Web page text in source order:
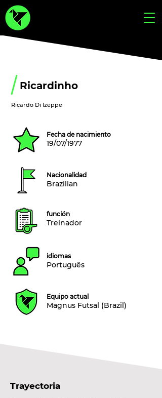
Ricardinho
Ricardo Di Izeppe
Fecha de nacimiento
19/07/1977
Nacionalidad
Brazilian
función
Treinador
idiomas
Português
Equipo actual
Magnus Futsal (Brazil)
Trayectoria